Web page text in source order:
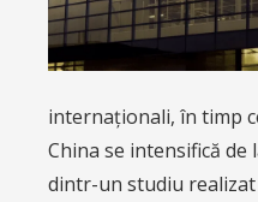
internaționali, în timp
China se intensifică de
dintr-un studiu realizat